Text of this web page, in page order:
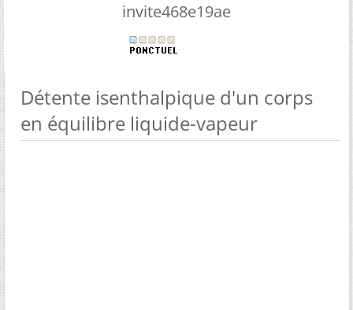
invite468e19ae
Détente isenthalpique d'un corps
en équilibre liquide-vapeur